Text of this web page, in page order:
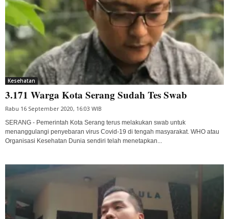
Kesehatan
3.171 Warga Kota Serang Sudah Tes Swab
Rabu 16 September 2020, 16:03 WIB
SERANG - Pemerintah Kota Serang terus melakukan swab untuk
menanggulangi penyebaran virus Covid-19 di tengah masyarakat. WHO atau
Organisasi Kesehatan Dunia sendiri telah menetapkan...